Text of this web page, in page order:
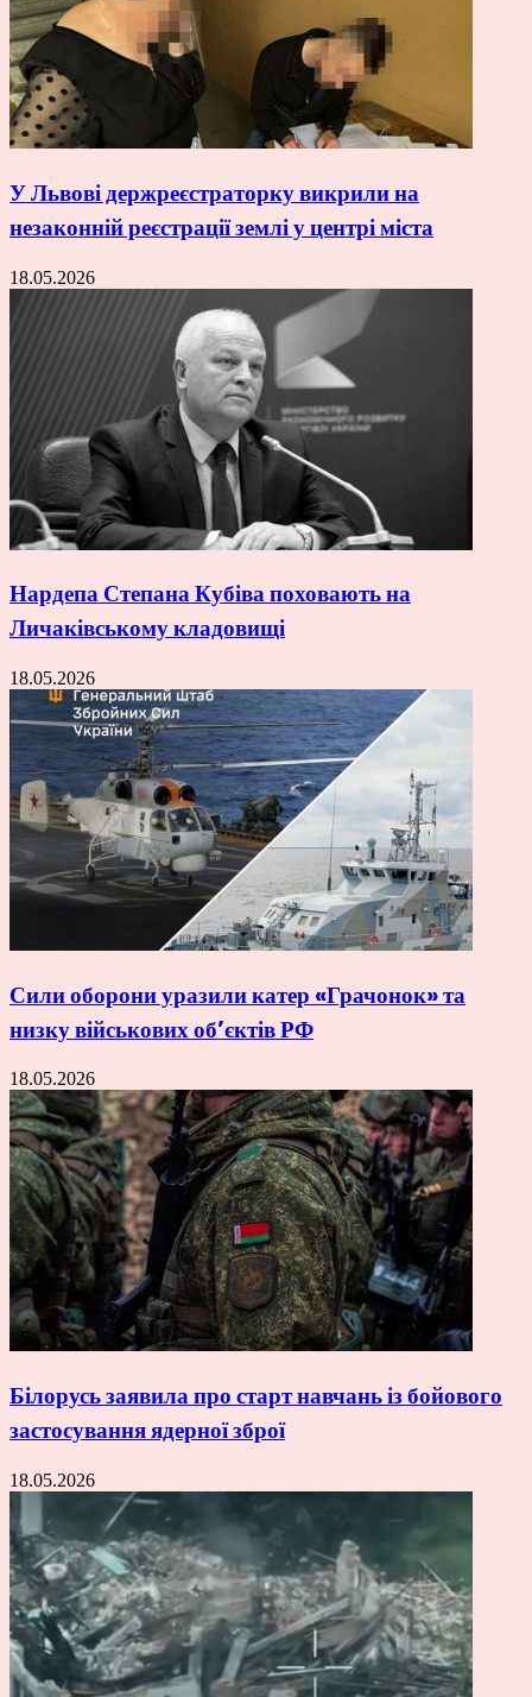
У Львові держреєстраторку викрили на
незаконній реєстрації землі у центрі міста
18.05.2026
Нардепа Степана Кубіва поховають на
Личаківському кладовищі
18.05.2026
Сили оборони уразили катер «Грачонок» та
низку військових об’єктів РФ
18.05.2026
Білорусь заявила про старт навчань із бойового
застосування ядерної зброї
18.05.2026